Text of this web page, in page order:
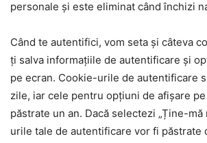
personale și este eliminat când închizi
Când te autentifici, vom seta și câteva
ți salva informațiile de autentificare și
pe ecran. Cookie-urile de autentificare
zile, iar cele pentru opțiuni de afișare
păstrate un an. Dacă selectezi „Ține-mă
urile tale de autentificare vor fi păstrate